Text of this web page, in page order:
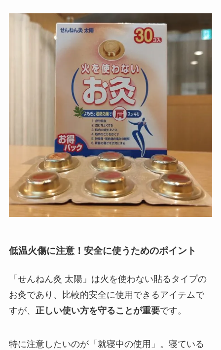
低温火傷に注意！安全に使うためのポイント
「せんねん灸 太陽」は火を使わない貼るタイプの
お灸であり、比較的安全に使用できるアイテムで
すが、 正しい使い方を守ることが重要です。
特に注意したいのが「就寝中の使用」。寝ている